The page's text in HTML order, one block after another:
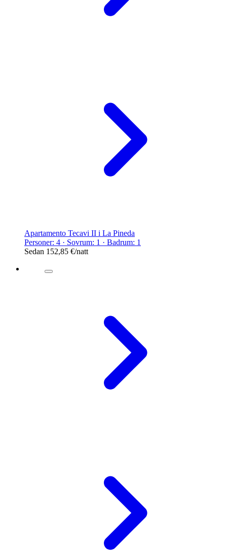
Apartamento Tecavi II i La Pineda
Personer: 4 · Sovrum: 1 · Badrum: 1
Sedan 152,85 €/natt